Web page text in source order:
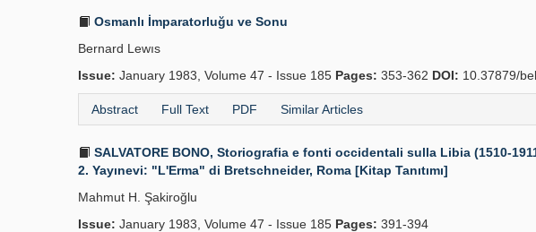
Osmanlı İmparatorluğu ve Sonu
Bernard Lewıs
Issue: January 1983, Volume 47 - Issue 185 Pages: 353-362 DOI: 10.37879/
Abstract Full Text PDF Similar Articles
SALVATORE BONO, Storiografia e fonti occidentali sulla Libia (1510-
2. Yayınevi: "L'Erma" di Bretschneider, Roma [Kitap Tanıtımı]
Mahmut H. Şakiroğlu
Issue: January 1983, Volume 47 - Issue 185 Pages: 391-394